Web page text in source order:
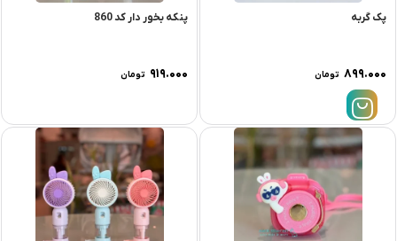
پک گربه
۸۹۹.۰۰۰ تومان
پنکه بخور دار کد 860
۹۱۹.۰۰۰ تومان